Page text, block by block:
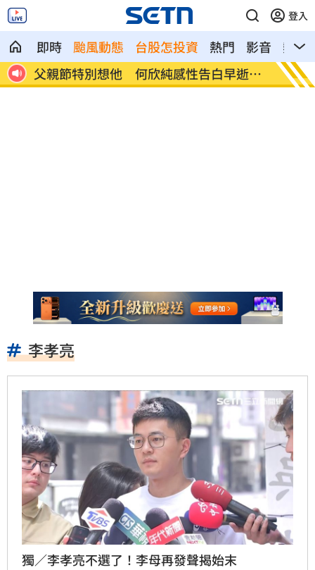
登入
即時 颱風動態 台股怎投資 熱門 影音
熱搜
父
參加教召辱罵士官長3字…1原因比一般人
慘
問題
李孝亮
獨／李孝亮不選了！李母再發聲揭始末